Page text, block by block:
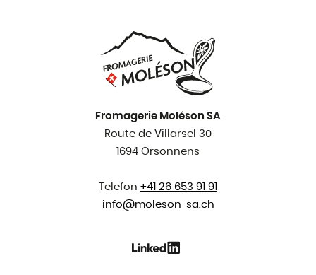
Fromagerie Moléson SA
Route de Villarsel 30
1694 Orsonnens
Telefon +41 26 653 91 91
info@moleson-sa.ch